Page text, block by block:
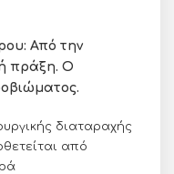
Από την
πράξη. Ο
διαταραχής
από